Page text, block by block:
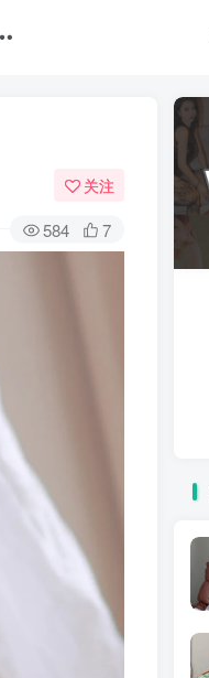
关注
584 7